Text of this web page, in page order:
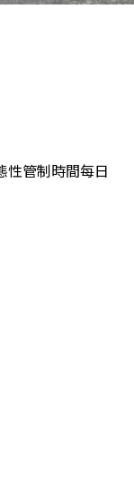
性管制時間每日